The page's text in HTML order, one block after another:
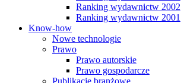
Ranking wydawnictw 2002
Ranking wydawnictw 2001
Know-how
Nowe technologie
Prawo
Prawo autorskie
Prawo gospodarcze
Publikacje branżowe